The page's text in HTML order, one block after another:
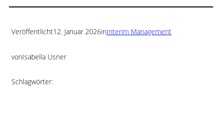
Veröffentlicht12. Januar 2026inInterim Management
vonIsabella Usner
Schlagwörter: